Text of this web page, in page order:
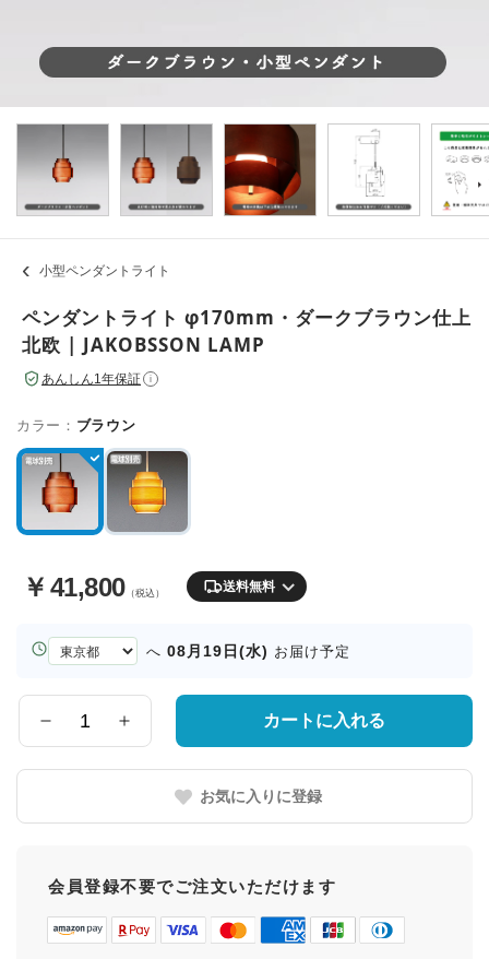
小型ペンダントライト
ペンダントライト φ170mm・ダークブラウン仕上
北欧 | JAKOBSSON LAMP
あんしん1年保証 i
カラー： ブラウン
￥ 41,800（税込） 送料無料
お
届
県
へ 08月19日(水) お届け予定
量
カートに入れる
お気に入りに登録
会員登録不要でご注文いただけます